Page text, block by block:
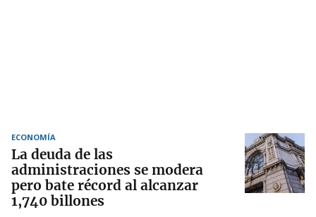
ECONOMÍA
La deuda de las
administraciones se modera
pero bate récord al alcanzar
1,740 billones